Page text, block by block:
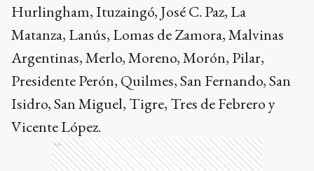
Hurlingham, Ituzaingó, José C. Paz, La
Matanza, Lanús, Lomas de Zamora, Malvinas
Argentinas, Merlo, Moreno, Morón, Pilar,
Presidente Perón, Quilmes, San Fernando, San
Isidro, San Miguel, Tigre, Tres de Febrero y
Vicente López.
Ads